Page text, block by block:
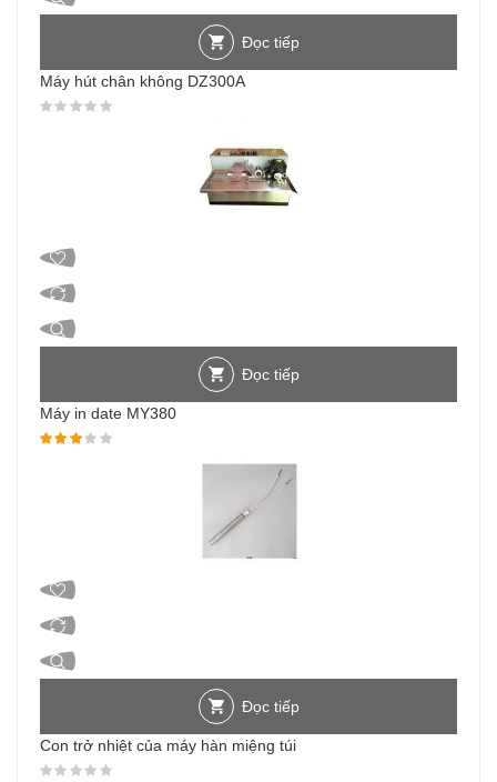
Đọc tiếp
Máy hút chân không DZ300A
Đọc tiếp
Máy in date MY380
Đọc tiếp
Con trở nhiệt của máy hàn miệng túi